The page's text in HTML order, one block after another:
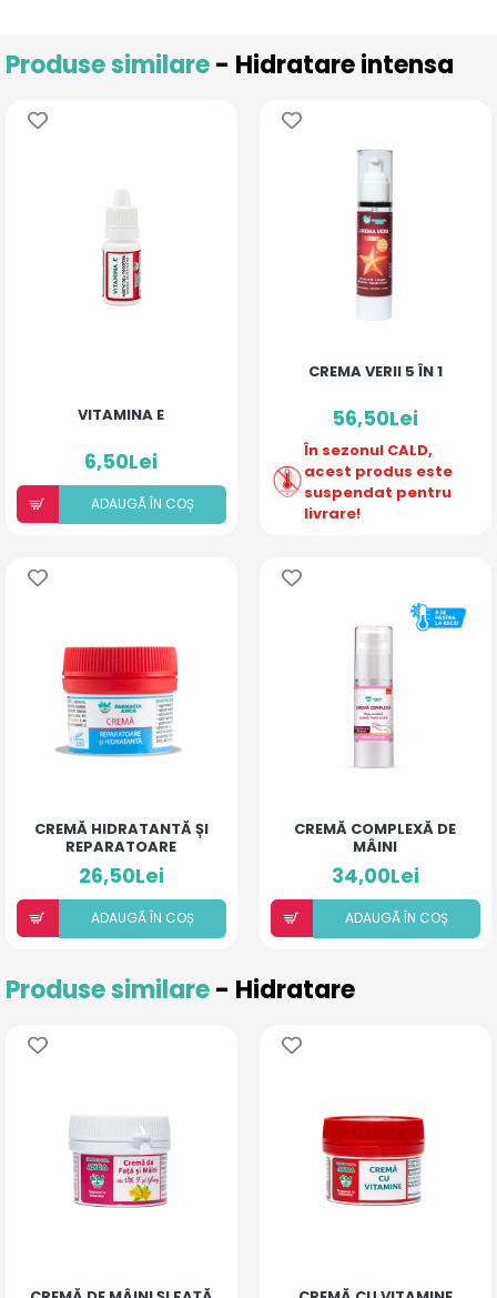
Produse similare- Hidratare intensa
VITAMINA E
6,50Lei
ADAUGÃ ÎN COȘ
CREMA VERII 5 ÎN 1
56,50Lei
În sezonul CALD,
acest produs este
suspendat pentru
livrare!
CREMĂ HIDRATANTĂ ȘI
REPARATOARE
26,50Lei
ADAUGÃ ÎN COȘ
CREMĂ COMPLEXĂ DE
MÂINI
34,00Lei
ADAUGÃ ÎN COȘ
Produse similare- Hidratare